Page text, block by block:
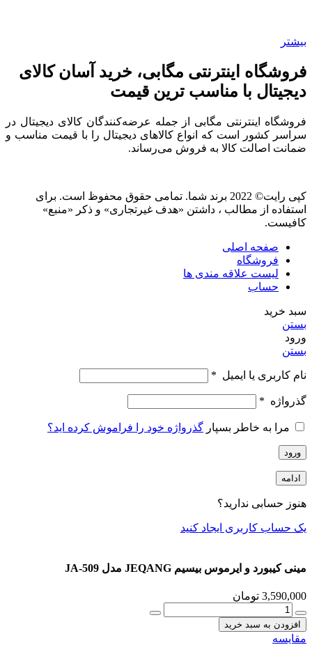
بیشتر
فروشگاه اینترنتی مگابی، خرید آسان کالای
دیجیتال با مناسب ترین قیمت
فروشگاه اینترنتی مگابی از جمله عرضه‌کنندگان کالای دیجیتال در
سراسر کشور است که انواع کالاهای دیجیتال را با قیمت مناسب و
ضمانت اصالت کالا به فروش می‌رساند.
کپی رایت© 2022 برند شما. تمامی حقوق محفوظ است. برای
استفاده از مطالب ، داشتن «هدف غیرتجاری» و ذکر «منبع»
کافیست.
صفحه اصلی
فروشگاه
لیست علاقه مندی ها
حساب
سبد خرید
بستن
ورود
بستن
نام کاربری یا ایمیل *
گذرواژه *
مرا به خاطر بسپار گذرواژه خود را فراموش کرده اید؟
ورود
ادامه
هنوز حسابی ندارید؟
یک حساب کاربری ایجاد کنید
مینی کیبورد و ایرموس بیسیم JEQANG مدل JA-509
3,590,000 تومان
مینی
کیبورد
و
افزودن به سبد خرید
مقایسه